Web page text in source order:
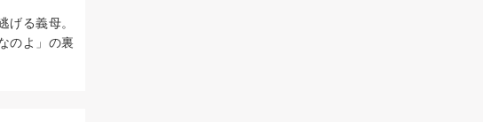
げる義母。
のよ」の裏